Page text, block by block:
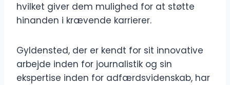
hvilket giver dem mulighed for at støtte
hinanden i krævende karrierer.
Gyldensted, der er kendt for sit innovative
arbejde inden for journalistik og sin
ekspertise inden for adfærdsvidenskab, har